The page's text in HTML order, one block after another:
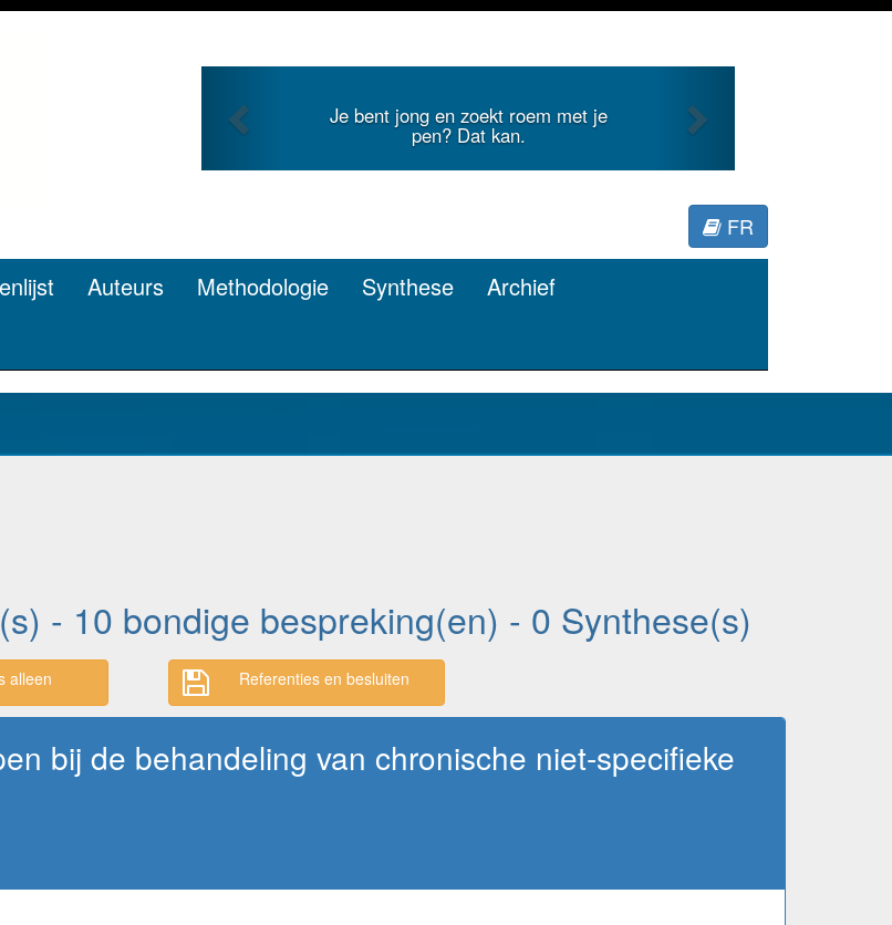
Je duidt internationale literatuur voor
Minerva.
FR
Auteurs Methodologie Synthese
Archief
- 10 bondige bespreking(en) - 0 Synthese(s)
alleen Referenties en besluiten
bij de behandeling van chronische niet-specifieke